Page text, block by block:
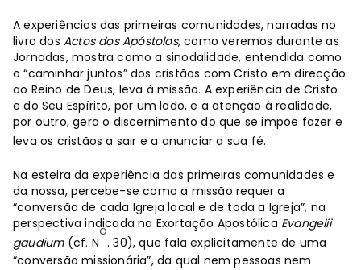
A experiências das primeiras comunidades, narradas no
livro dosActos dos Apóstolos, como veremos durante as
Jornadas, mostra como a sinodalidade, entendida como
o “caminhar juntos” dos cristãos com Cristo em direcção
ao Reino de Deus, leva à missão. A experiência de Cristo
e do Seu Espírito, por um lado, e a atenção à realidade,
por outro, gera o discernimento do que se impõe fazer e
leva os cristãos a sair e a anunciar a sua fé.
Na esteira da experiência das primeiras comunidades e
da nossa, percebe-se como a missão requer a
“conversão de cada Igreja local e de toda a Igreja”, na
perspectiva indicada na Exortação Apostólica Evangelii
gaudium(cf. N
o
. 30), que fala explicitamente de uma
“conversão missionária”, da qual nem pessoas nem